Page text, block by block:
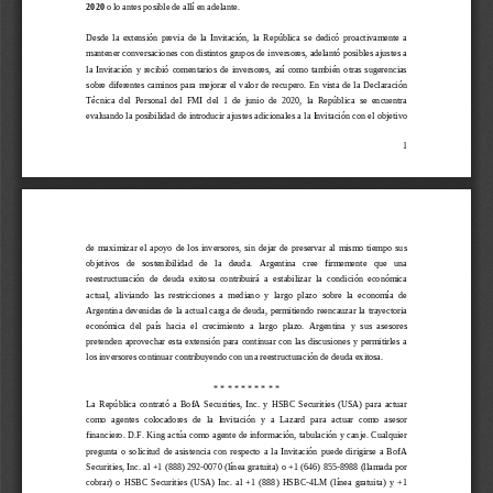
1
2020 o lo antes posible de allí en adelante.
Desde  la  extensión  previa  de  la  Invitación,  la  República se  dedicó  proactivamente a
mantener conversaciones con distintos grupos de inversores, adelantó posibles ajustes a
la  Invitación  y  recibió  comentarios  de  inversores así  como también  otras sugerencias
sobre diferentes caminos para mejorar el valor de recupero. En vista de la Declaración
Técnica  del Personal  del  FMI  del  1  de  junio  de  2020,  la  República se  encuentra
evaluando la posibilidad de introducir ajustes adicionales a la Invitación con el objetivo
de  maximizar  el  apoyo  de  los  inversores,  sin  dejar  de  preservar  al  mismo  tiempo sus
objetivos   de   sostenibilidad   de   la   deuda.
Argentina cree   firmemente   que
una
reestructuración  de  deuda  exitosa  contribuirá  a  estabilizar la  condición  económica
actual,
aliviando las  restricciones  a  mediano  y  largo  plazo  sobre  la  economía  de
Argentina devenidas de la actual carga de deuda, permitiendo reencauzar la trayectoria
económica  del  país hacia  el  crecimiento  a  largo  plazo .  Argentina
y  sus  asesores
pretenden aprovechar  esta  extensión  para  continuar con  las  discusiones  y  permitirles  a
los inversores continuar contribuyendo con una reestructuración de deuda exitosa.
* * * * * * * * * *
La  República  contrató  a BofA  Securities,  Inc. y HSBC  Securities  (USA)  para  actuar
como  agentes  colocadores  de  la  Invitación y  a  Lazard  para  actuar  como  asesor
financiero. D.F. King actúa como agente de información, tabulación y canje. Cualquier
pregunta  o  solicitud  de  asistencia  con  respecto  a  la  Invitación puede  dirigirse  a  BofA
Securities, Inc. al +1 (888) 292-0070 (línea gratuita) o +1 (646) 855-8988 (llamada por
cobrar)  o  HSBC  Securities  (USA)  Inc.  al +1  (888)  HSBC-4LM  (línea  gratuita) y +1